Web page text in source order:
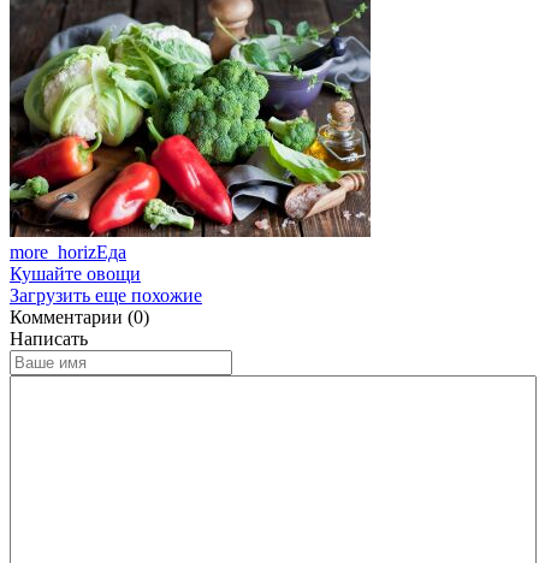
more_horizЕда
Кушайте овощи
Загрузить еще похожие
Комментарии (0)
Написать